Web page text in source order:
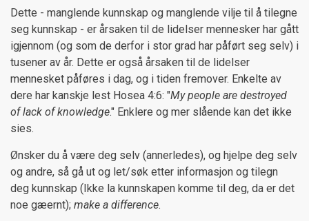
Dette - manglende kunnskap og manglende vilje til å tilegne
seg kunnskap - er årsaken til de lidelser mennesker har gått
igjennom (og som de derfor i stor grad har påført seg selv) i
tusener av år. Dette er også årsaken til de lidelser
mennesket påføres i dag, og i tiden fremover. Enkelte av
dere har kanskje lest Hosea 4:6: "My people are destroyed
of lack of knowledge." Enklere og mer slående kan det ikke
sies.
Ønsker du å være deg selv (annerledes), og hjelpe deg selv
og andre, så gå ut og let/søk etter informasjon og tilegn
deg kunnskap (Ikke la kunnskapen komme til deg, da er det
noe gæernt); make a difference.